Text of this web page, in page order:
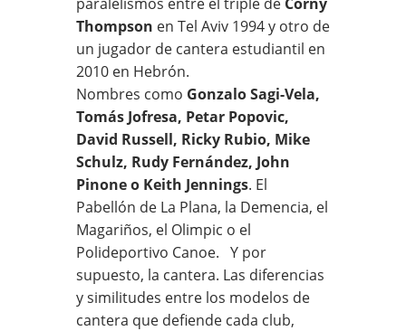
Thompson en Tel Aviv 1994 y otro de
un jugador de cantera estudiantil en
2010 en Hebrón.
Nombres como Gonzalo Sagi-Vela,
Tomás Jofresa, Petar Popovic,
David Russell, Ricky Rubio, Mike
Schulz, Rudy Fernández, John
Pinone o Keith Jennings. El
Pabellón de La Plana, la Demencia, el
Magariños, el Olimpic o el
Polideportivo Canoe. Y por
supuesto, la cantera. Las diferencias
y similitudes entre los modelos de
cantera que defiende cada club,